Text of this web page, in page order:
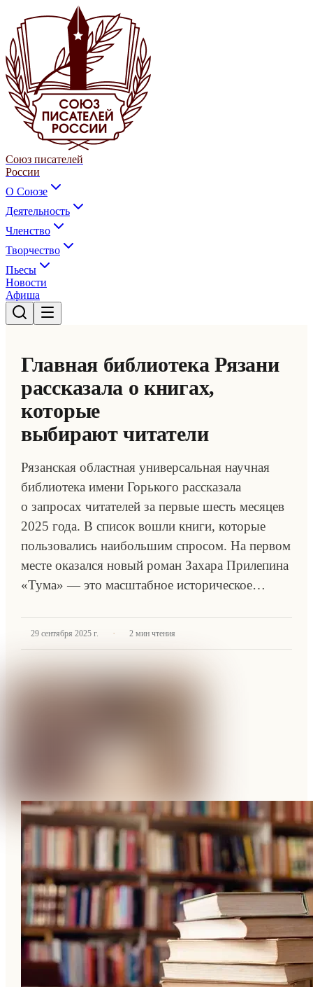
Союз писателей
России
О Союзе
Деятельность
Членство
Творчество
Пьесы
Новости
Афиша
Главная библиотека Рязани
рассказала о книгах,
которые
выбирают читатели
Рязанская областная универсальная научная
библиотека имени Горького рассказала
о запросах читателей за первые шесть месяцев
2025 года. В список вошли книги, которые
пользовались наибольшим спросом. На первом
месте оказался новый роман Захара Прилепина
«Тума» — это масштабное историческое…
29 сентября 2025 г. · 2 мин чтения